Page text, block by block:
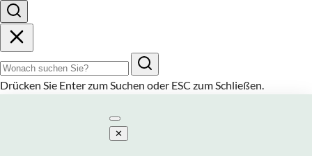
Suchbegriff
Drücken Sie Enterzum Suchen oder ESCzum Schließen.
✕